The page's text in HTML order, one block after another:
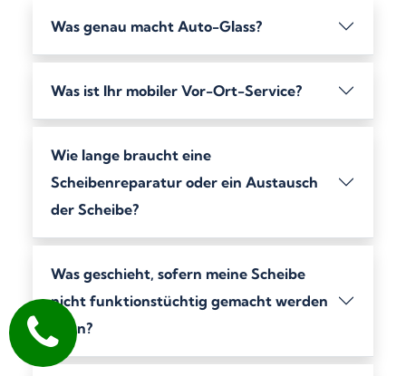
Was genau macht Auto-Glass?
Was ist Ihr mobiler Vor-Ort-Service?
Wie lange braucht eine
Scheibenreparatur oder ein Austausch
der Scheibe?
Was geschieht, sofern meine Scheibe
nicht funktionstüchtig gemacht werden
kann?